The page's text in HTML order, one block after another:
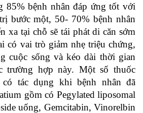
85% bệnh nhân đáp ứng tốt với
bước một, 50- 70% bệnh nhân
xa tại chỗ sẽ tái phát di căn sớm
có vai trò giảm nhẹ triệu chứng,
cuộc sống và kéo dài thời gian
trường hợp này. Một số thuốc
tác dụng khi bệnh nhân đã
gồm có Pegylated liposomal
uống, Gemcitabin, Vinorelbin